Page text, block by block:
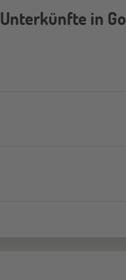
Unterkünfte in